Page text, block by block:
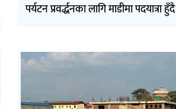
पर्यटन प्रवर्द्धनका लागि माडीमा पदयात्रा हुँदै